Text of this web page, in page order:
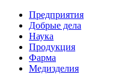
Предприятия
Добрые дела
Наука
Продукция
Фарма
Медизделия